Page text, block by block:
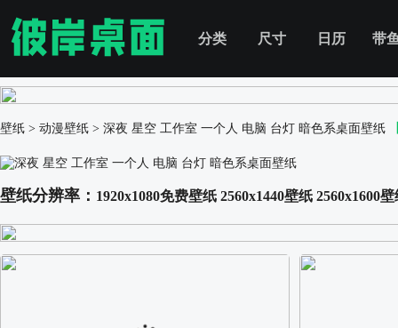
分类 尺寸 日历 带
壁纸 > 动漫壁纸 > 深夜 星空 工作室 一个人 电脑 台灯 暗色系桌面壁纸
壁纸分辨率： 1920x1080免费壁纸 2560x1440壁纸 2560x1600壁